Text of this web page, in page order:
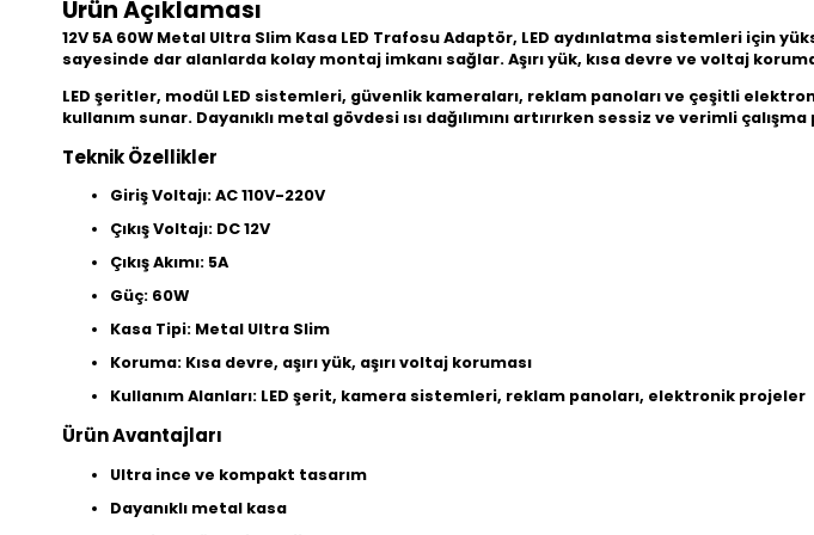
Ürün Açıklaması
12V 5A 60W Metal Ultra Slim Kasa LED Trafosu Adaptör, LED aydınlatma sistemleri için
sayesinde dar alanlarda kolay montaj imkanı sağlar. Aşırı yük, kısa devre ve voltaj
LED şeritler, modül LED sistemleri, güvenlik kameraları, reklam panoları ve çeşitli
kullanım sunar. Dayanıklı metal gövdesi ısı dağılımını artırırken sessiz ve verimli
Teknik Özellikler
Giriş Voltajı: AC 110V-220V
Çıkış Voltajı: DC 12V
Çıkış Akımı: 5A
Güç: 60W
Kasa Tipi: Metal Ultra Slim
Koruma: Kısa devre, aşırı yük, aşırı voltaj koruması
Kullanım Alanları: LED şerit, kamera sistemleri, reklam panoları, elektronik projeler
Ürün Avantajları
Ultra ince ve kompakt tasarım
Dayanıklı metal kasa